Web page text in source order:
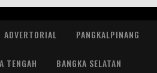
ADVERTORIAL PANGKALPINANG
TENGAH BANGKA SELATAN